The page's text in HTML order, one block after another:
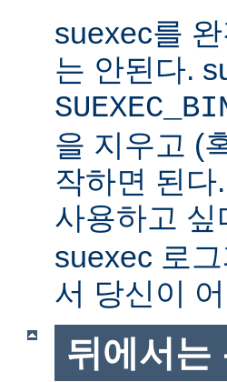
suexec를
는 안된다.
을 지우고 (
작하면 된다.
사용하고 싶
suexec 로
서 당신이
뒤에서는